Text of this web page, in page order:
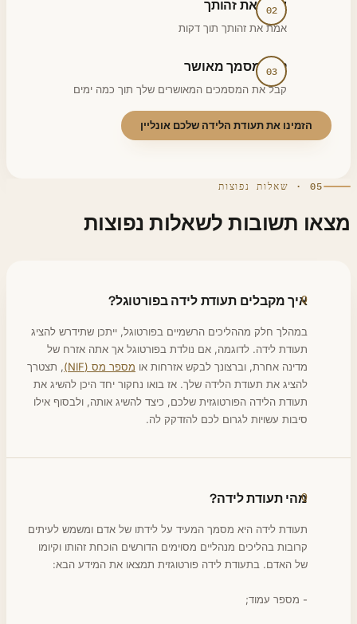
אמת את זהותך
אמת את זהותך תוך דקות
קבל מסמך מאושר
קבל את המסמכים המאושרים שלך תוך כמה ימים
הזמינו את תעודת הלידה שלכם אונליין
05 · שאלות נפוצות
תשובות לשאלות נפוצות
איך מקבלים תעודת לידה בפורטוגל?
במהלך חלק מההליכים הרשמיים בפורטוגל, ייתכן שתידרש להציג
תעודת לידה. לדוגמה, אם נולדת בפורטוגל אך אתה אזרח של
מדינה אחרת, וברצונך לבקש אזרחות אומספר מס (NIF)
, תצטרך
להציג את תעודת הלידה שלך. אז בואו נחקור יחד היכן להשיג את
תעודת הלידה הפורטוגזית שלכם, כיצד להשיג אותה, ולבסוף אילו
סיבות עשויות לגרום לכם להזדקק לה.
מהי תעודת לידה?
תעודת לידה היא מסמך המעיד על לידתו של אדם ומשמש לעיתים
קרובות בהליכים מנהליים מסוימים הדורשים הוכחת זהותו וקיומו
של האדם. בתעודת לידה פורטוגזית תמצאו את המידע הבא:
- מספר עמוד;